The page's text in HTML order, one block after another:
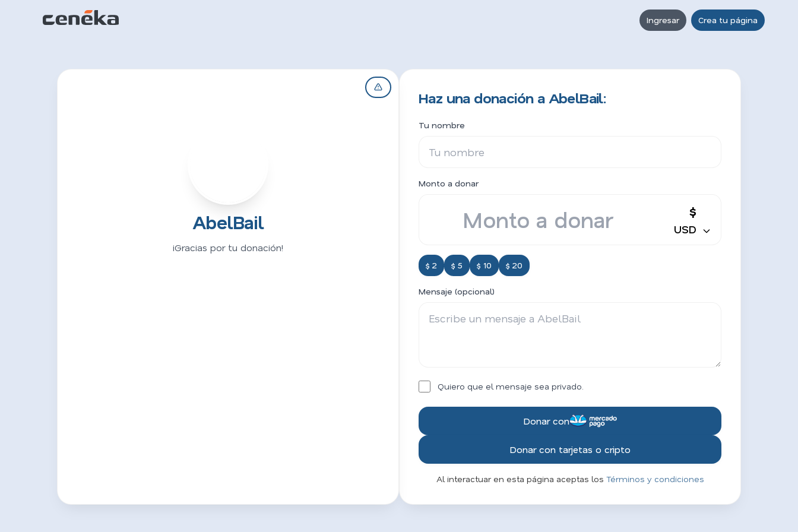
Ingresar Crea tu página
AbelBail
¡Gracias por tu donación!
Haz una donación a AbelBail:
Tu nombre
Monto a donar
$
USD
$ 2 $ 5 $ 10 $ 20
Mensaje (opcional)
Quiero que el mensaje sea privado.
Donar con
Donar con tarjetas o cripto
Al interactuar en esta página aceptas los Términos y condiciones